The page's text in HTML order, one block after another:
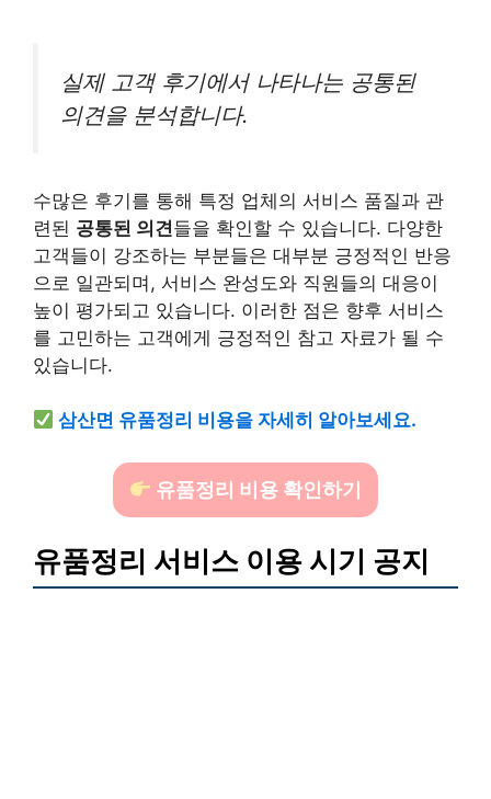
실제 고객 후기에서 나타나는 공통된
의견을 분석합니다.
수많은 후기를 통해 특정 업체의 서비스 품질과 관
련된 공통된 의견들을 확인할 수 있습니다. 다양한
고객들이 강조하는 부분들은 대부분 긍정적인 반응
으로 일관되며, 서비스 완성도와 직원들의 대응이
높이 평가되고 있습니다. 이러한 점은 향후 서비스
를 고민하는 고객에게 긍정적인 참고 자료가 될 수
있습니다.
삼산면 유품정리 비용을 자세히 알아보세요.
유품정리 비용 확인하기
유품정리 서비스 이용 시기 공지